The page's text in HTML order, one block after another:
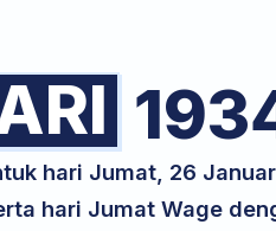
hari Jumat, 26
hari Jumat Wage